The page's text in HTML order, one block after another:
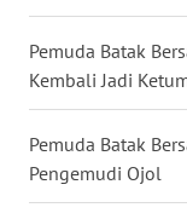
Pemuda Batak
Kembali Jadi
Pemuda Batak
Pengemudi Ojol
SIMALUNGUN
WN
LABUHANBATU
WN